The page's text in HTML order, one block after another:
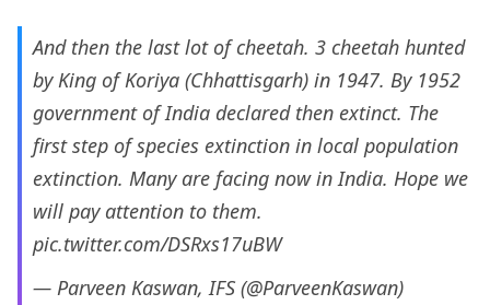
And then the last lot of cheetah. 3 cheetah hunted
by King of Koriya (Chhattisgarh) in 1947. By 1952
government of India declared then extinct. The
first step of species extinction in local population
extinction. Many are facing now in India. Hope we
will pay attention to them.
pic.twitter.com/DSRxs17uBW
— Parveen Kaswan, IFS (@ParveenKaswan)